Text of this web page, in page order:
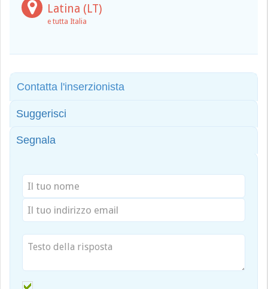
Latina (LT)
e tutta Italia
Contatta l'inserzionista
Suggerisci
Segnala